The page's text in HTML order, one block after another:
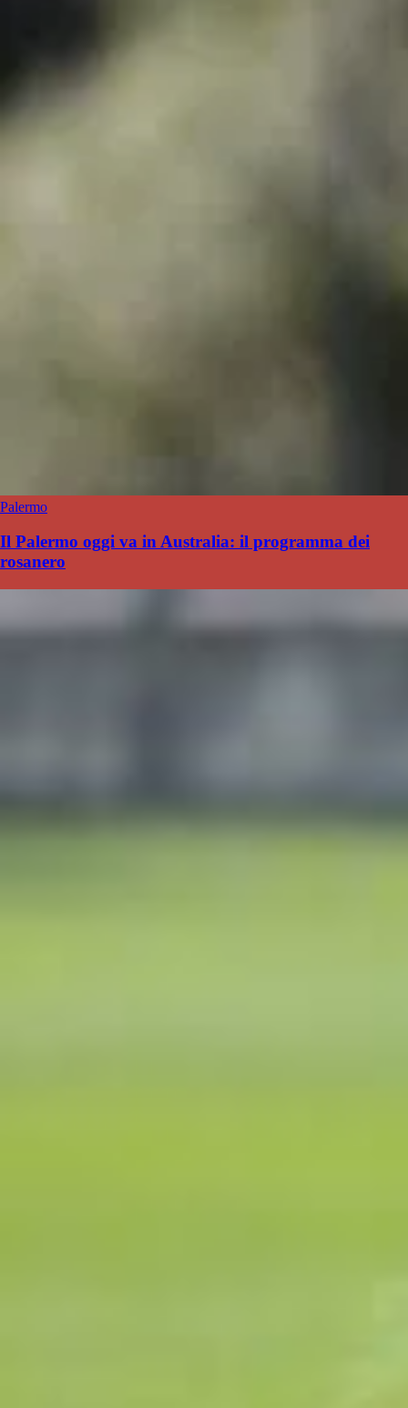
Palermo
Il Palermo oggi va in Australia: il programma dei
rosanero